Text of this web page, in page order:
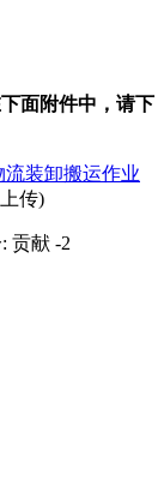
面附件中，请下
装卸搬运作业
传)
贡献 -2